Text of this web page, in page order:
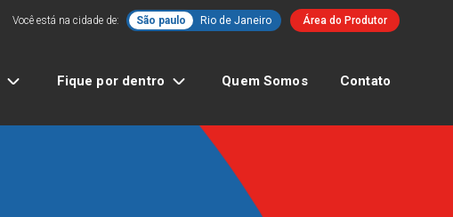
Você está na cidade de: São paulo Rio de Janeiro Área do Produtor
Fique por dentro Quem Somos Contato